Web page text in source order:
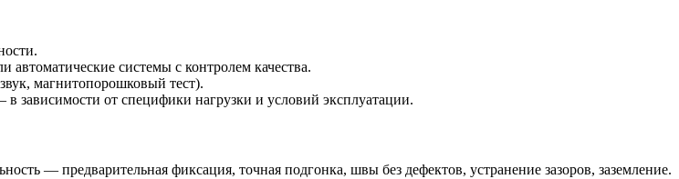
автоматические системы с контролем качества.
магнитопорошковый тест).
зависимости от специфики нагрузки и условий эксплуатации.
— предварительная фиксация, точная подгонка, швы без дефектов, устранение зазоров, заземление.